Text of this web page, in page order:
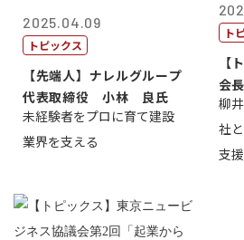
2025.04.09
トピックス
【先端人】ナレルグループ
代表取締役 小林 良氏
未経験者をプロに育て建設
業界を支える
ト
【
会
柳
社
支